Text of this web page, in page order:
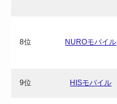
8位 NUROモバイル
9位 HISモバイル